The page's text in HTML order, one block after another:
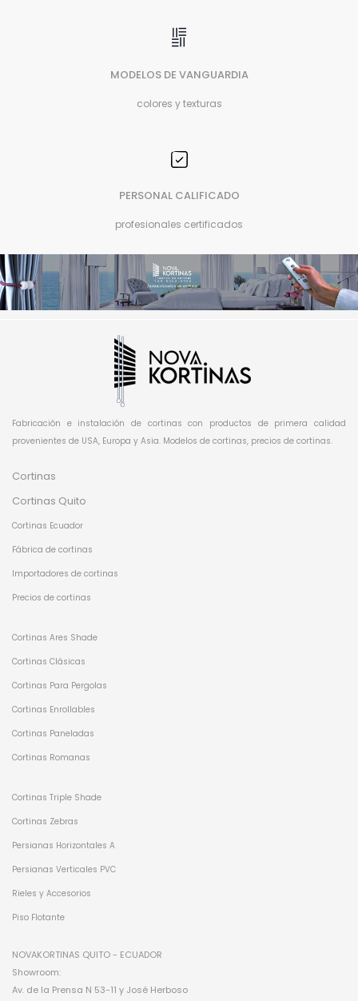
MODELOS DE VANGUARDIA
colores y texturas
PERSONAL CALIFICADO
profesionales certificados
Fabricación e instalación de cortinas con productos de primera calidad
provenientes de USA, Europa y Asia. Modelos de cortinas, precios de cortinas.
Cortinas
Cortinas Quito
Cortinas Ecuador
Fábrica de cortinas
Importadores de cortinas
Precios de cortinas
Cortinas Ares Shade
Cortinas Clásicas
Cortinas Para Pergolas
Cortinas Enrollables
Cortinas Paneladas
Cortinas Romanas
Cortinas Triple Shade
Cortinas Zebras
Persianas Horizontales A
Persianas Verticales PVC
Rieles y Accesorios
Piso Flotante
NOVAKORTINAS QUITO - ECUADOR
Showroom:
Av. de la Prensa N 53-11 y José Herboso